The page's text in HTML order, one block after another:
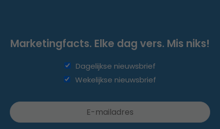
Marketingfacts. Elke dag vers. Mis niks!
Dagelijkse nieuwsbrief
Wekelijkse nieuwsbrief